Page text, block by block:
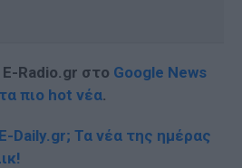
Radio.gr στο Google News
τα πιο hot νέα.
Daily.gr; Τα νέα της ημέρας